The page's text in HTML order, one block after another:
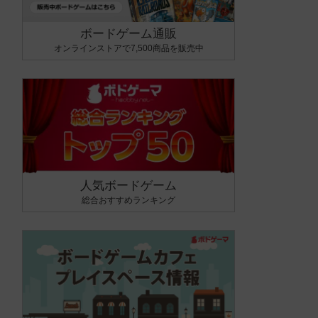
ボードゲーム通販
オンラインストアで7,500商品を販売中
人気ボードゲーム
総合おすすめランキング